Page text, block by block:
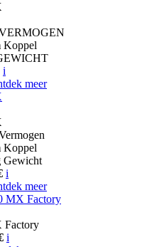
Koppel
i
meer
Koppel
Gewicht
i
meer
MX Factory
Factory
i